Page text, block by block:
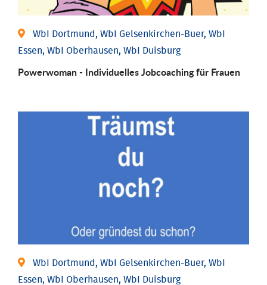
WbI Dortmund, WbI Gelsenkirchen-Buer, WbI
Essen, WbI Oberhausen, WbI Duisburg
Powerwoman - Individu­elles Job­coaching für Frauen
WbI Dortmund, WbI Gelsenkirchen-Buer, WbI
Essen, WbI Oberhausen, WbI Duisburg